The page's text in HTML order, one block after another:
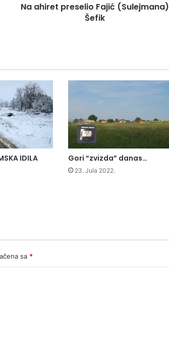
Na ahiret preselio Fajić (Sulejmana)
Šefik
IDILA Gori “zvizda” danas…
23. Jula 2022.
sa *